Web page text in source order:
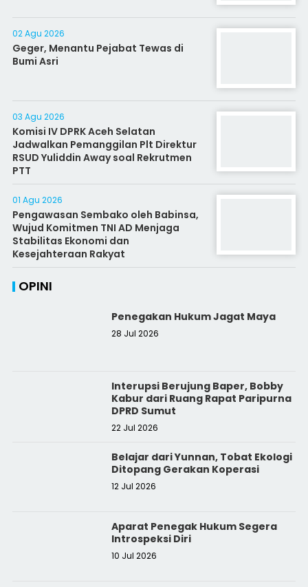
02 Agu 2026
Geger, Menantu Pejabat Tewas di
Bumi Asri
03 Agu 2026
Komisi IV DPRK Aceh Selatan
Jadwalkan Pemanggilan Plt Direktur
RSUD Yuliddin Away soal Rekrutmen
PTT
01 Agu 2026
Pengawasan Sembako oleh Babinsa,
Wujud Komitmen TNI AD Menjaga
Stabilitas Ekonomi dan
Kesejahteraan Rakyat
OPINI
Penegakan Hukum Jagat Maya
28 Jul 2026
Interupsi Berujung Baper, Bobby
Kabur dari Ruang Rapat Paripurna
DPRD Sumut
22 Jul 2026
Belajar dari Yunnan, Tobat Ekologi
Ditopang Gerakan Koperasi
12 Jul 2026
Aparat Penegak Hukum Segera
Introspeksi Diri
10 Jul 2026